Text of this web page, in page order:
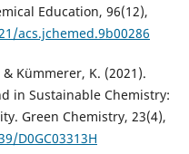
Education, 96(12),
acs.jchemed.9b00286
Kümmerer, K. (2021).
in Sustainable Chemistry:
Green Chemistry, 23(4),
D0GC03313H